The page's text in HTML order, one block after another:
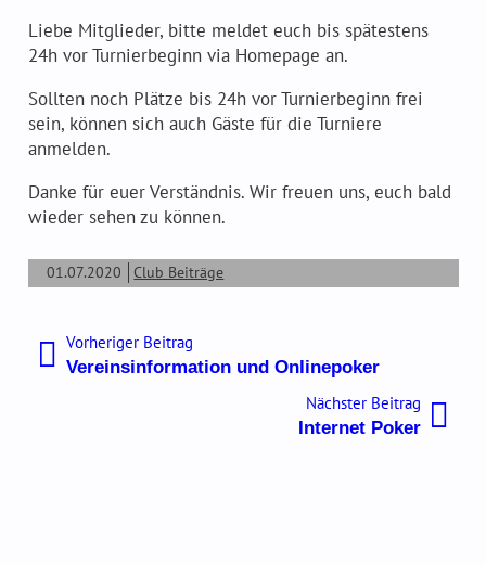
Ranglisten
Der PokerClubPeggau – 20 Jahre jung
Tipps und Tricks
Liebe Mitglieder, bitte meldet euch bis spätestens
24h vor Turnierbeginn via Homepage an.
Sollten noch Plätze bis 24h vor Turnierbeginn frei
sein, können sich auch Gäste für die Turniere
anmelden.
Danke für euer Verständnis. Wir freuen uns, euch bald
wieder sehen zu können.
01.07.2020 Club Beiträge
Beitragsnavigation
Vorheriger BeitragVorheriger
Beitrag:
Vereinsinformation und Onlinepoker
Nächster Beitrag
Beitrag:
Internet Poker